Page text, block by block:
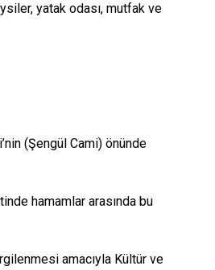
yatak odası, mutfak ve
(Şengül Cami) önünde
hamamlar arasında bu
amacıyla Kültür ve